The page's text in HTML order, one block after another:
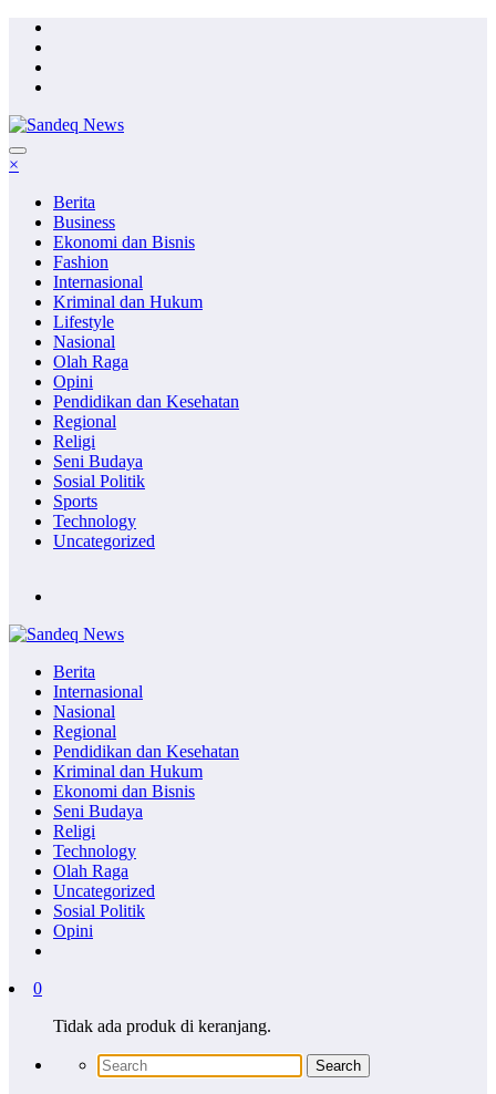
Skip
content
×
Berita
Business
Ekonomi dan Bisnis
Fashion
Internasional
Kriminal dan Hukum
Lifestyle
Nasional
Olah Raga
Opini
Pendidikan dan Kesehatan
Regional
Religi
Seni Budaya
Sosial Politik
Sports
Technology
Uncategorized
Berita
Internasional
Nasional
Regional
Pendidikan dan Kesehatan
Kriminal dan Hukum
Ekonomi dan Bisnis
Seni Budaya
Religi
Technology
Olah Raga
Uncategorized
Sosial Politik
Opini
0
Tidak ada produk di keranjang.